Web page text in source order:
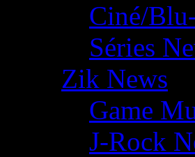
Ciné/
Séries
Zik News
Game
J-Rock